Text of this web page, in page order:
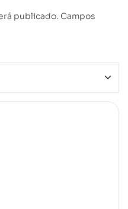
publicado. Campos